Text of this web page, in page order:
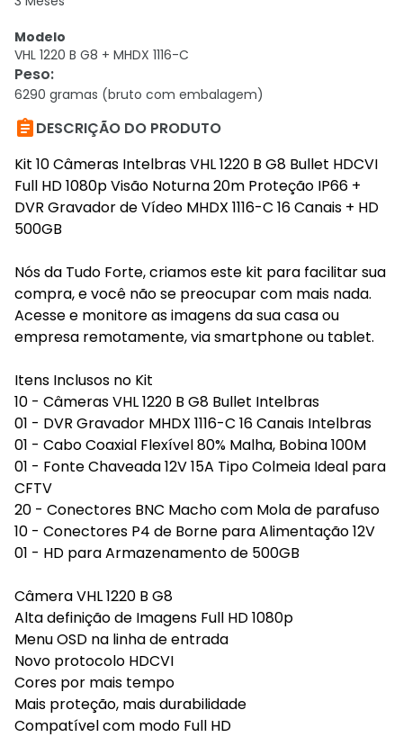
Modelo
VHL 1220 B G8 + MHDX 1116-C
Peso:
6290 gramas (bruto com embalagem)
DESCRIÇÃO DO PRODUTO
Kit 10 Câmeras Intelbras VHL 1220 B G8 Bullet HDCVI
Full HD 1080p Visão Noturna 20m Proteção IP66 +
DVR Gravador de Vídeo MHDX 1116-C 16 Canais + HD
500GB
Nós da Tudo Forte, criamos este kit para facilitar sua
compra, e você não se preocupar com mais nada.
Acesse e monitore as imagens da sua casa ou
empresa remotamente, via smartphone ou tablet.
Itens Inclusos no Kit
10 - Câmeras VHL 1220 B G8 Bullet Intelbras
01 - DVR Gravador MHDX 1116-C 16 Canais Intelbras
01 - Cabo Coaxial Flexível 80% Malha, Bobina 100M
01 - Fonte Chaveada 12V 15A Tipo Colmeia Ideal para
CFTV
20 - Conectores BNC Macho com Mola de parafuso
10 - Conectores P4 de Borne para Alimentação 12V
01 - HD para Armazenamento de 500GB
Câmera VHL 1220 B G8
Alta definição de Imagens Full HD 1080p
Menu OSD na linha de entrada
Novo protocolo HDCVI
Cores por mais tempo
Mais proteção, mais durabilidade
Compatível com modo Full HD